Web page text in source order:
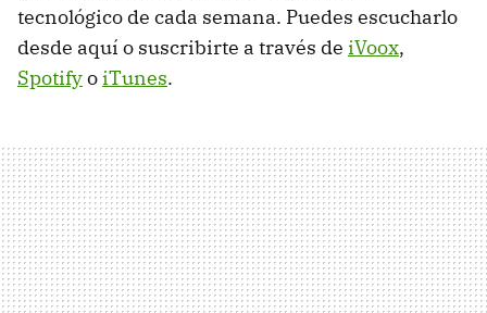
tecnológico de cada semana. Puedes escucharlo
desde aquí o suscribirte a través de iVoox,
SpotifyoiTunes.